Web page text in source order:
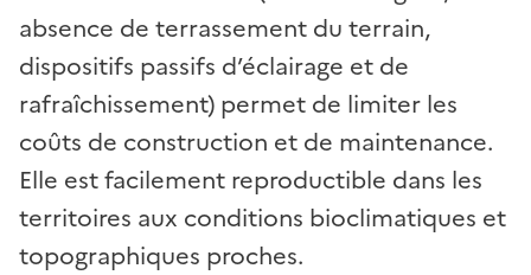
absence de terrassement du terrain,
dispositifs passifs d’éclairage et de
rafraîchissement) permet de limiter les
coûts de construction et de maintenance.
Elle est facilement reproductible dans les
territoires aux conditions bioclimatiques et
topographiques proches.